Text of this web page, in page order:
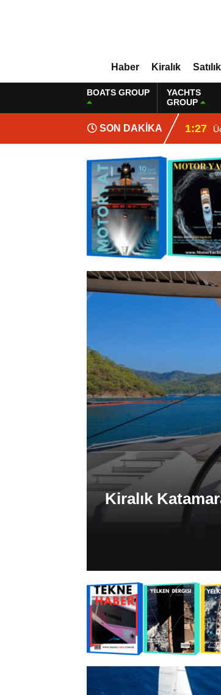
Haber Kiralık Satılık
BOATS GROUP
YACHTS
GROUP
SON DAKİKA 1:27
Kiralık